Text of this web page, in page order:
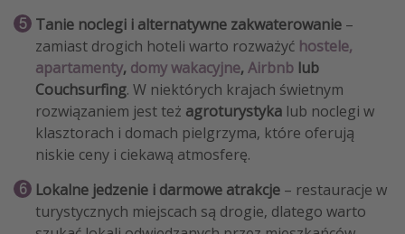
Tanie noclegi i alternatywne zakwaterowanie –
zamiast drogich hoteli warto rozważyć hostele,
apartamenty, domy wakacyjne, Airbnb lub
Couchsurfing. W niektórych krajach świetnym
rozwiązaniem jest też agroturystyka lub noclegi w
klasztorach i domach pielgrzyma, które oferują
niskie ceny i ciekawą atmosferę.
Lokalne jedzenie i darmowe atrakcje – restauracje w
turystycznych miejscach są drogie, dlatego warto